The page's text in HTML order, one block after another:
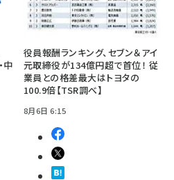
中
役員報酬ランキング、セブン＆アイ
元取締役が134億円超で首位！ 従
業員との格差最大はトヨタの
100.9倍【TSR調べ】
8月6日 6:15